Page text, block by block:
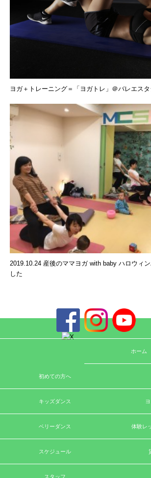
ヨガ＋トレーニング＝「ヨガトレ」＠バレエス
2019.10.24 産後のママヨガ with baby ハロウィ
した
ホーム
初めての方へ
キッズダンス
ベリーダンス 体験レ
スケジュール
スタッフ